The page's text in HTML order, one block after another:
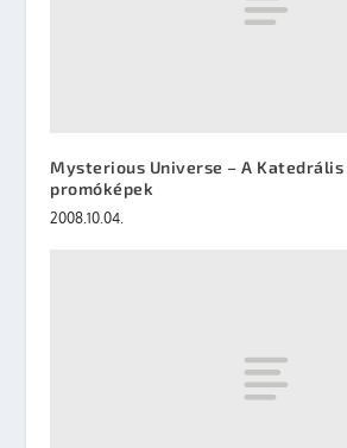
Mysterious Universe – A Katedrális
promóképek
2008.10.04.